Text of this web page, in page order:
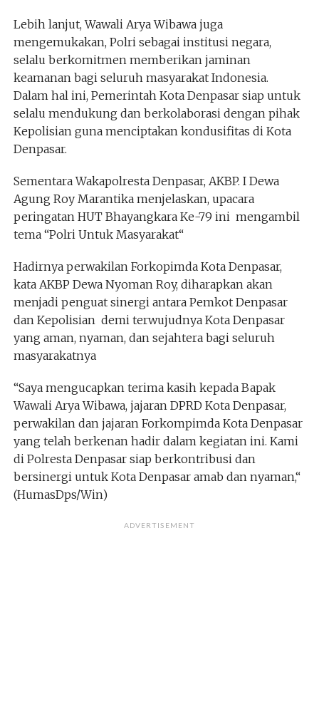
Lebih lanjut, Wawali Arya Wibawa juga
mengemukakan, Polri sebagai institusi negara,
selalu berkomitmen memberikan jaminan
keamanan bagi seluruh masyarakat Indonesia.
Dalam hal ini, Pemerintah Kota Denpasar siap untuk
selalu mendukung dan berkolaborasi dengan pihak
Kepolisian guna menciptakan kondusifitas di Kota
Denpasar.
Sementara Wakapolresta Denpasar, AKBP. I Dewa
Agung Roy Marantika menjelaskan, upacara
peringatan HUT Bhayangkara Ke-79 ini mengambil
tema “Polri Untuk Masyarakat“
Hadirnya perwakilan Forkopimda Kota Denpasar,
kata AKBP Dewa Nyoman Roy, diharapkan akan
menjadi penguat sinergi antara Pemkot Denpasar
dan Kepolisian demi terwujudnya Kota Denpasar
yang aman, nyaman, dan sejahtera bagi seluruh
masyarakatnya
“Saya mengucapkan terima kasih kepada Bapak
Wawali Arya Wibawa, jajaran DPRD Kota Denpasar,
perwakilan dan jajaran Forkompimda Kota Denpasar
yang telah berkenan hadir dalam kegiatan ini. Kami
di Polresta Denpasar siap berkontribusi dan
bersinergi untuk Kota Denpasar amab dan nyaman,“
(HumasDps/Win)
ADVERTISEMENT